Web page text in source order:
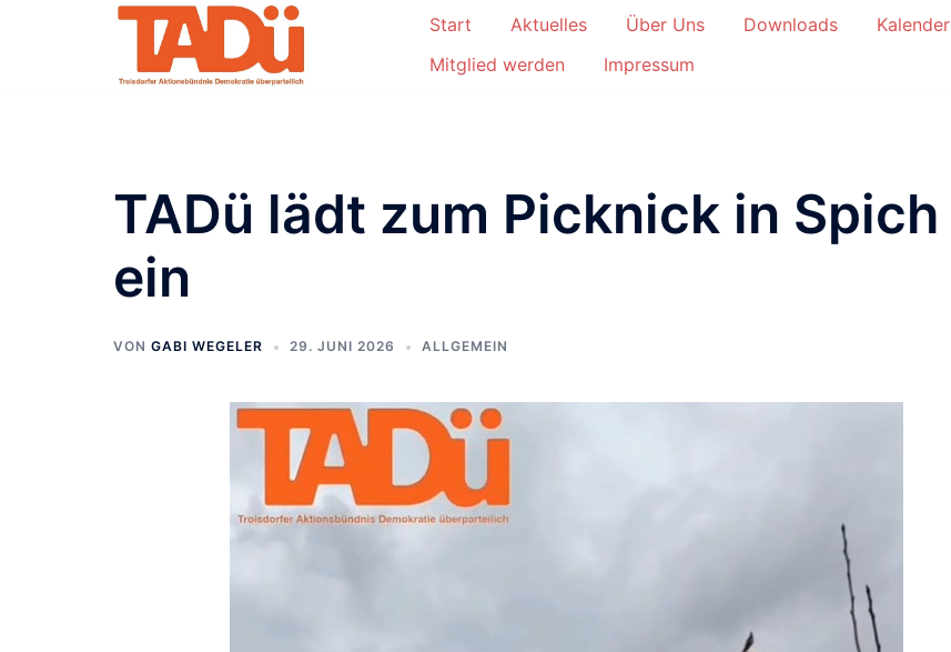
Start Aktuelles Über Uns Downloads Kalender
Mitglied werden
Impressum
TADü lädt zum Picknick in Spich
ein
VON GABI WEGELER 29. JUNI 2026 ALLGEMEIN